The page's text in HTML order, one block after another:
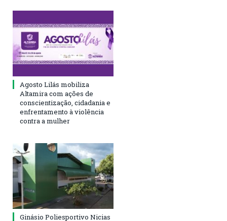
Agosto Lilás mobiliza
Altamira com ações de
conscientização, cidadania e
enfrentamento à violência
contra a mulher
Ginásio Poliesportivo Nicias